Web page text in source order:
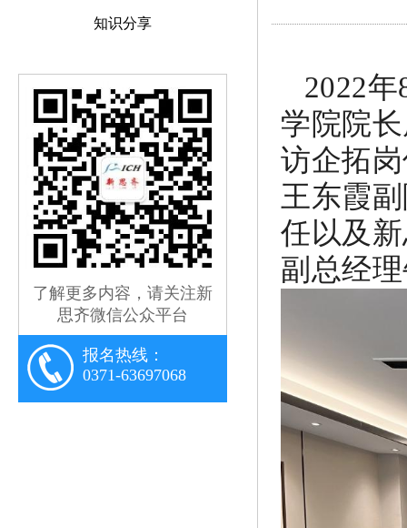
知识分享
了解更多内容，请关注新
思齐微信公众平台
报名热线：
0371-63697068
2022年
学院院
访企拓
王东霞
任以及
副总经